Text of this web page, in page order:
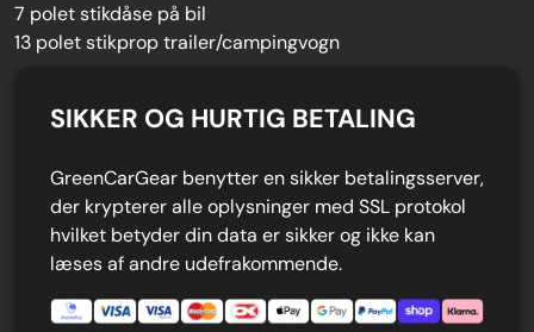
7 polet stikdåse på bil
13 polet stikprop trailer/campingvogn
SIKKER OG HURTIG BETALING
GreenCarGear benytter en sikker betalingsserver,
der krypterer alle oplysninger med SSL protokol
hvilket betyder din data er sikker og ikke kan
læses af andre udefrakommende.